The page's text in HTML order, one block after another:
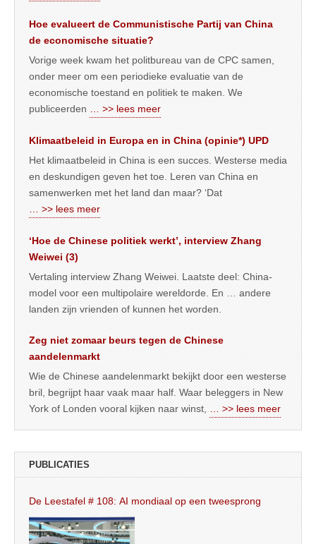
Hoe evalueert de Communistische Partij van China
de economische situatie?
Vorige week kwam het politbureau van de CPC samen,
onder meer om een periodieke evaluatie van de
economische toestand en politiek te maken. We
publiceerden … >> lees meer
Klimaatbeleid in Europa en in China (opinie*) UPD
Het klimaatbeleid in China is een succes. Westerse media
en deskundigen geven het toe. Leren van China en
samenwerken met het land dan maar? ‘Dat
… >> lees meer
‘Hoe de Chinese politiek werkt’, interview Zhang
Weiwei (3)
Vertaling interview Zhang Weiwei. Laatste deel: China-
model voor een multipolaire wereldorde. En … andere
landen zijn vrienden of kunnen het worden.
Zeg niet zomaar beurs tegen de Chinese
aandelenmarkt
Wie de Chinese aandelenmarkt bekijkt door een westerse
bril, begrijpt haar vaak maar half. Waar beleggers in New
York of Londen vooral kijken naar winst, … >> lees meer
PUBLICATIES
De Leestafel # 108: AI mondiaal op een tweesprong